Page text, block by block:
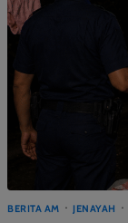
BERITA AM JENAYAH